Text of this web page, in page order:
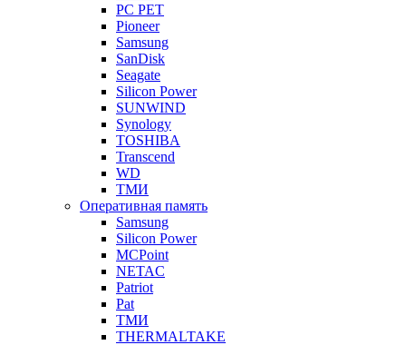
PC PET
Pioneer
Samsung
SanDisk
Seagate
Silicon Power
SUNWIND
Synology
TOSHIBA
Transcend
WD
ТМИ
Оперативная память
Samsung
Silicon Power
MCPoint
NETAC
Patriot
Pat
ТМИ
THERMALTAKE